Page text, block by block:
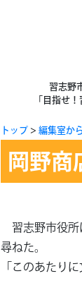
習志野
「目指せ
トップ 編集室か
岡野商
習志野市役所
尋ねた。
「このあたり